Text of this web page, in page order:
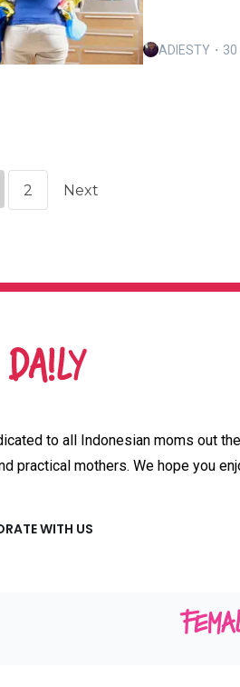
ADIESTY ・
2 Next
to all Indonesian moms out
practical mothers. We hope you
WITH US